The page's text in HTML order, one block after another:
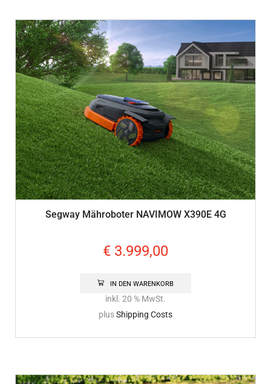
Segway Mähroboter NAVIMOW X390E 4G
€ 3.999,00
IN DEN WARENKORB
inkl. 20 % MwSt.
plusShipping Costs